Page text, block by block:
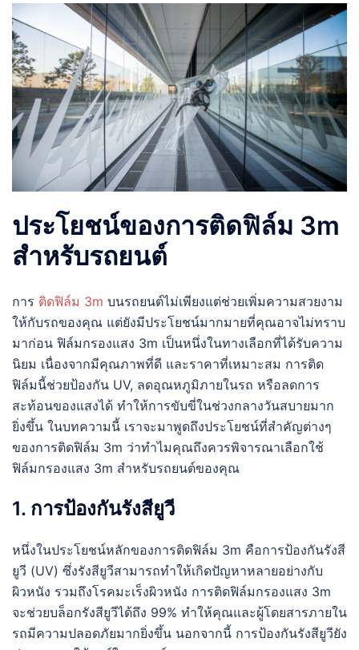
ประโยชน์ของการติดฟิล์ม 3m
สำหรับรถยนต์
การ ติดฟิล์ม 3m บนรถยนต์ไม่เพียงแต่ช่วยเพิ่มความสวยงาม
ให้กับรถของคุณ แต่ยังมีประโยชน์มากมายที่คุณอาจไม่ทราบ
มาก่อน ฟิล์มกรองแสง 3m เป็นหนึ่งในทางเลือกที่ได้รับความ
นิยม เนื่องจากมีคุณภาพที่ดี และราคาที่เหมาะสม การติด
ฟิล์มนี้ช่วยป้องกัน UV, ลดอุณหภูมิภายในรถ หรือลดการ
สะท้อนของแสงได้ ทำให้การขับขี่ในช่วงกลางวันสบายมาก
ยิ่งขึ้น ในบทความนี้ เราจะมาพูดถึงประโยชน์ที่สำคัญต่างๆ
ของการติดฟิล์ม 3m ว่าทำไมคุณถึงควรพิจารณาเลือกใช้
ฟิล์มกรองแสง 3m สำหรับรถยนต์ของคุณ
1. การป้องกันรังสียูวี
หนึ่งในประโยชน์หลักของการติดฟิล์ม 3m คือการป้องกันรังสี
ยูวี (UV) ซึ่งรังสียูวีสามารถทำให้เกิดปัญหาหลายอย่างกับ
ผิวหนัง รวมถึงโรคมะเร็งผิวหนัง การติดฟิล์มกรองแสง 3m
จะช่วยบล็อกรังสียูวีได้ถึง 99% ทำให้คุณและผู้โดยสารภายใน
รถมีความปลอดภัยมากยิ่งขึ้น นอกจากนี้ การป้องกันรังสียูวียัง